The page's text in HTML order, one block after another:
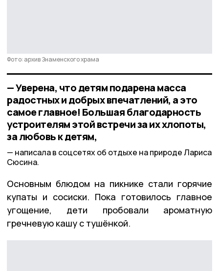
Фото: архив Знаменского храма
— Уверена, что детям подарена масса
радостных и добрых впечатлений, а это
самое главное! Большая благодарность
устроителям этой встречи за их хлопоты,
за любовь к детям,
написала в соцсетях об отдыхе на природе Лариса
Сюсина.
Основным блюдом на пикнике стали горячие
купаты и сосиски. Пока готовилось главное
угощение, дети пробовали ароматную
гречневую кашу с тушёнкой.